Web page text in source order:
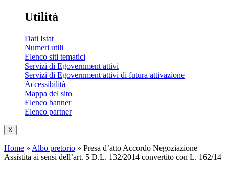
Utilità
Dati Istat
Numeri utili
Elenco siti tematici
Servizi di Egovernment attivi
Servizi di Egovernment attivi di futura attivazione
Accessibilità
Mappa del sito
Elenco banner
Elenco partner
X
Home » Albo pretorio » Presa d’atto Accordo Negoziazione
Assistita ai sensi dell’art. 5 D.L. 132/2014 convertito con L. 162/14